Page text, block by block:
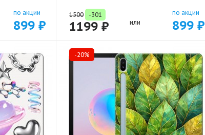
по акции
899 ₽
1500 -301
1199 ₽ или
по акции
899 ₽
-20%